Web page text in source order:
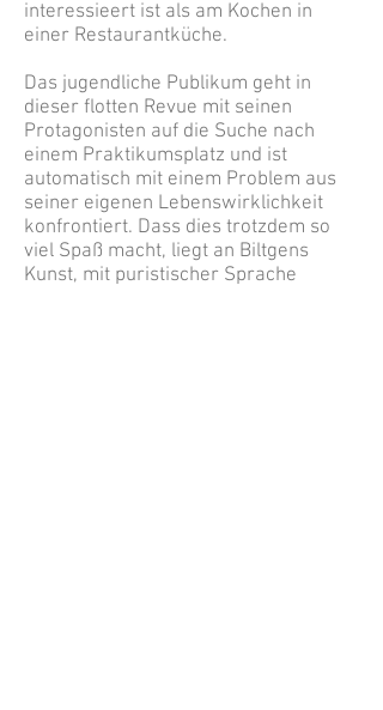
interessieert ist als am Kochen in
einer Restaurantküche.
Das jugendliche Publikum geht in
dieser flotten Revue mit seinen
Protagonisten auf die Suche nach
einem Praktikumsplatz und ist
automatisch mit einem Problem aus
seiner eigenen Lebenswirklichkeit
konfrontiert. Dass dies trotzdem so
viel Spaß macht, liegt an Biltgens
Kunst, mit puristischer Sprache